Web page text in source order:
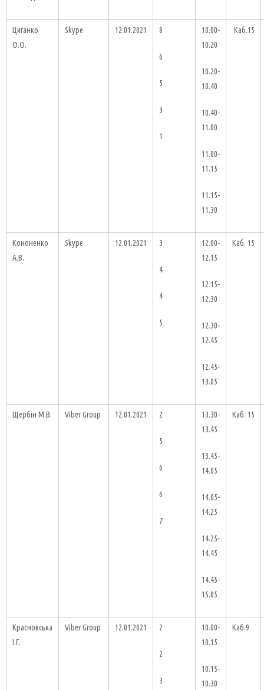
Циганко
О.О.
Skype 12.01.2021 8
6
5
3
1
10.00-
10.20
10.20-
10.40
10.40-
11.00
11.00-
11.15
11.15-
11.30
Каб.15
Кононенко
А.В.
Skype 12.01.2021 3
4
4
5
12.00-
12.15
12.15-
12.30
12.30-
12.45
12.45-
13.05
Каб. 15
Щербін М.В. Viber Group 12.01.2021 2
5
6
6
7
13.30-
13.45
13.45-
14.05
14.05-
14.25
14.25-
14.45
14.45-
15.05
Каб. 15
Красновська
І.Г.
Viber Group 12.01.2021 2
2
3
10.00-
10.15
10.15-
10.30
Каб.9